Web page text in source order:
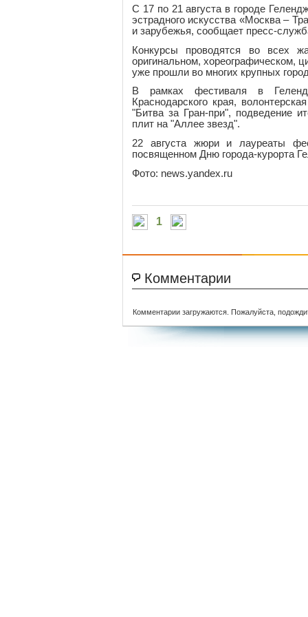
С 17 по 21 августа в городе
эстрадного искусства «Москва –
и зарубежья, сообщает пресс-
Конкурсы проводятся во всех
оригинальном, хореографическом,
уже прошли во многих крупных
В рамках фестиваля в
Краснодарского края,
"Битва за Гран-при", подведение
плит на "Аллее звезд".
22 августа жюри и лауреаты
посвященном Дню города-курорта
Фото: news.yandex.ru
1
Комментарии
Комментарии загружаются. Пожалуйста,